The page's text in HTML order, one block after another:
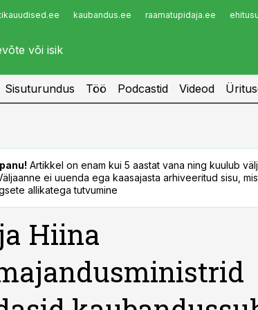
kaubandus.ee raamatupidaja.ee
Infopank
Sisuturundus Töö Podcastid Videod
Artikkel on enam kui 5 aastat vana ning kuulub
ei uuenda ega kaasajasta arhiveeritud sisu,
allikatega tutvumine
Hiina